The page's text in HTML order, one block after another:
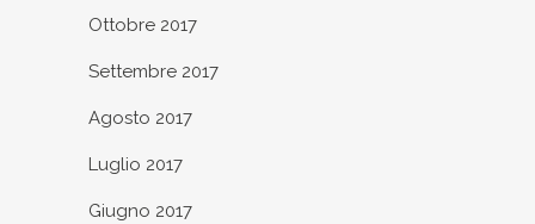
Ottobre 2017
Settembre 2017
Agosto 2017
Luglio 2017
Giugno 2017